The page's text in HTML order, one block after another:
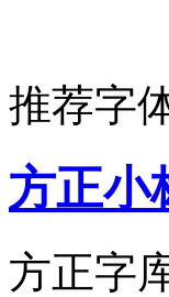
推荐字
方正小
方正字